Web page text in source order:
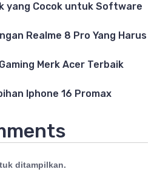
yang Cocok untuk Software
Realme 8 Pro Yang Harus
Merk Acer Terbaik
Iphone 16 Promax
ditampilkan.